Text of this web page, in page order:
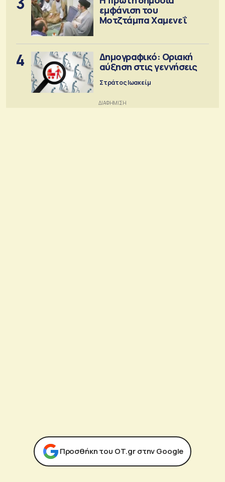
εμφάνιση του
Μοτζτάμπα Χαμενεΐ
4
Δημογραφικό: Οριακή
αύξηση στις γεννήσεις
Στράτος Ιωακείμ
Προσθήκη του ΟΤ.gr στην Google